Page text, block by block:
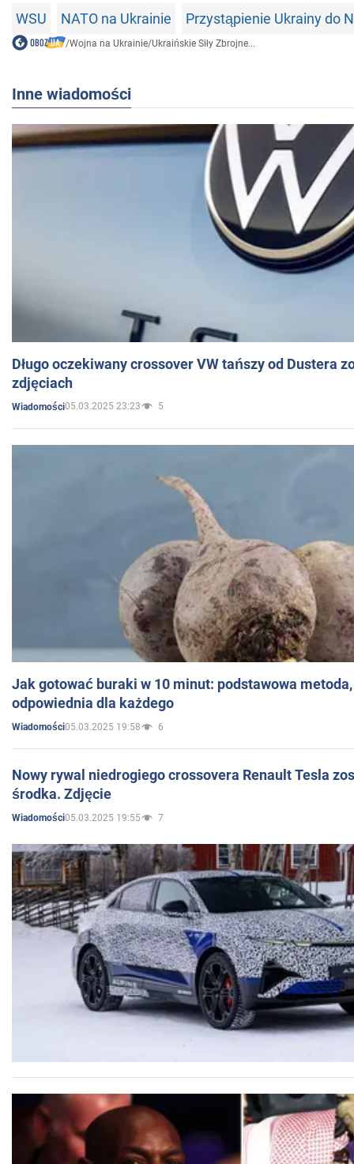
WSU NATO na Ukrainie Przystąpienie Ukrainy do
/Wojna na Ukrainie/Ukraińskie Siły Zbrojne...
Inne wiadomości
Długo oczekiwany crossover VW tańszy od Dustera
zdjęciach
Wiadomości05.03.2025 23:23 5
Jak gotować buraki w 10 minut: podstawowa
odpowiednia dla każdego
Wiadomości05.03.2025 19:58 6
Nowy rywal niedrogiego crossovera Renault Tesla
środka. Zdjęcie
Wiadomości05.03.2025 19:55 7